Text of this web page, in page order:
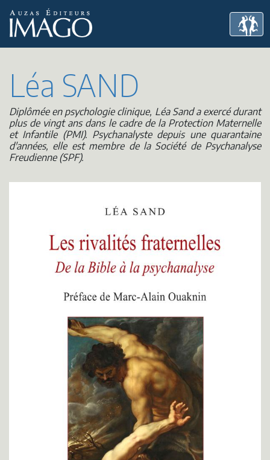
Léa SAND
Diplômée en psychologie clinique, Léa Sand a exercé durant
plus de vingt ans dans le cadre de la Protection Maternelle
et Infantile (PMI). Psychanalyste depuis une quarantaine
d'années, elle est membre de la Société de Psychanalyse
Freudienne (SPF).